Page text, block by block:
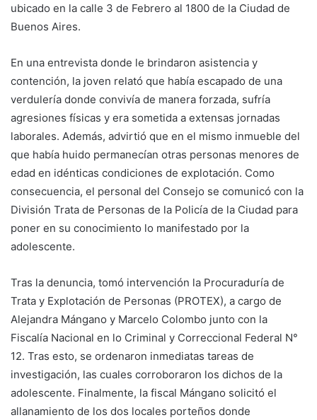
ubicado en la calle 3 de Febrero al 1800 de la Ciudad de
Buenos Aires.
En una entrevista donde le brindaron asistencia y
contención, la joven relató que había escapado de una
verdulería donde convivía de manera forzada, sufría
agresiones físicas y era sometida a extensas jornadas
laborales. Además, advirtió que en el mismo inmueble del
que había huido permanecían otras personas menores de
edad en idénticas condiciones de explotación. Como
consecuencia, el personal del Consejo se comunicó con la
División Trata de Personas de la Policía de la Ciudad para
poner en su conocimiento lo manifestado por la
adolescente.
Tras la denuncia, tomó intervención la Procuraduría de
Trata y Explotación de Personas (PROTEX), a cargo de
Alejandra Mángano y Marcelo Colombo junto con la
Fiscalía Nacional en lo Criminal y Correccional Federal N°
12. Tras esto, se ordenaron inmediatas tareas de
investigación, las cuales corroboraron los dichos de la
adolescente. Finalmente, la fiscal Mángano solicitó el
allanamiento de los dos locales porteños donde